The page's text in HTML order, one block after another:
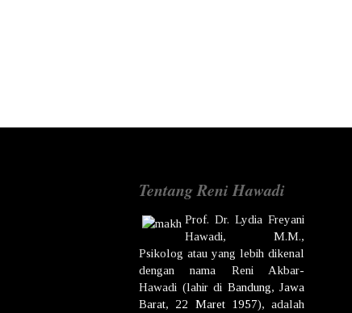
Tentang Reni Hawadi
Prof. Dr. Lydia Freyani
Hawadi, M.M.,
Psikolog atau yang lebih dikenal
dengan nama Reni Akbar-
Hawadi (lahir di Bandung, Jawa
Barat, 22 Maret 1957), adalah